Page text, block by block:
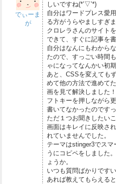
でぃーま
が
しいですね(*’▽’*)
自分はワードプレス愛
る方がうらやましすぎ
クロレラさんのサイト
できて、すぐに記事を
自分はなんにもわから
たので、すっごい時間
ゃになってなんかい初
あと、CSSを変えても
めて他の方法で進めて
画を見て解決しました
フトキーを押しながら
書いてなかったのです
ただ１つお聞きしたい
画面はキレイに反映さ
れていませんでした。
テーマはstinger3でスマ
うにコピペをしました
ょうか。
いつも質問ばかりです
あれば教えてもらえる